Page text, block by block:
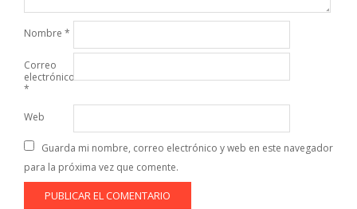
Nombre *
Correo
electrónico
*
Web
Guarda mi nombre, correo electrónico y web en este navegador
para la próxima vez que comente.